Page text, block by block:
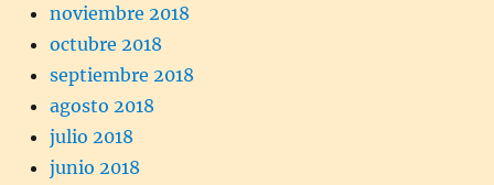
noviembre 2018
octubre 2018
septiembre 2018
agosto 2018
julio 2018
junio 2018